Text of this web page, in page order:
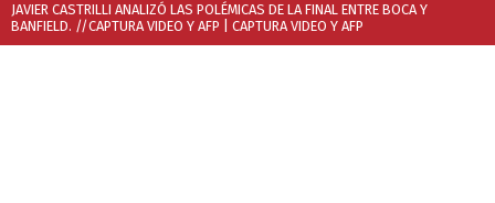
JAVIER CASTRILLI ANALIZÓ LAS POLÉMICAS DE LA FINAL ENTRE BOCA Y
BANFIELD. //CAPTURA VIDEO Y AFP | CAPTURA VIDEO Y AFP